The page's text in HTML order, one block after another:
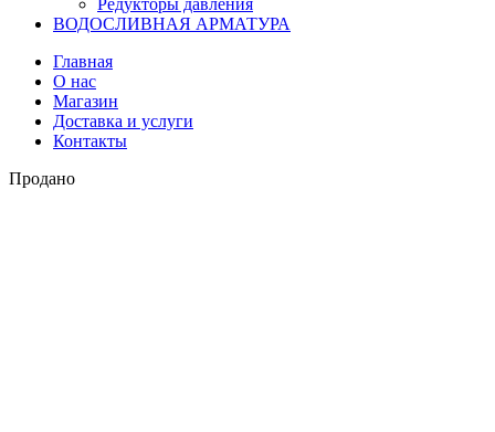
Редукторы давления
ВОДОСЛИВНАЯ АРМАТУРА
Главная
О нас
Магазин
Доставка и услуги
Контакты
Продано